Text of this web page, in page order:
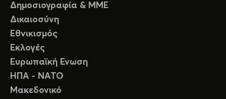
Δημοσιογραφία & ΜΜΕ
Δικαιοσύνη
Εθνικισμός
Εκλογές
Ευρωπαϊκή Ενωση
ΗΠΑ - ΝΑΤΟ
Μακεδονικό